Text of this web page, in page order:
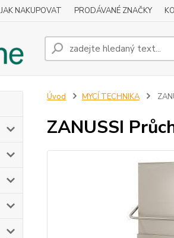
JAK NAKUPOVAT PRODÁVANÉ ZNAČKY
Úvod MYCÍ TECHNIKA
ZANUSSI